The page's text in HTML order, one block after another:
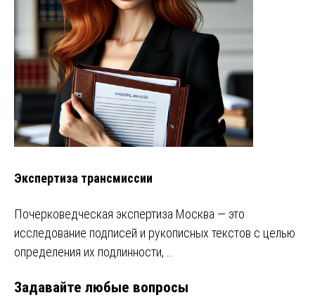
Экспертиза трансмиссии
Почерковедческая экспертиза Москва — это
исследование подписей и рукописных текстов с целью
определения их подлинности, …
Задавайте любые вопросы